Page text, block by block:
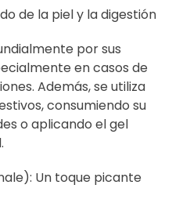
de la piel y la digestión
por sus
en casos de
Además, se utiliza
consumiendo su
o aplicando el gel
Un toque picante